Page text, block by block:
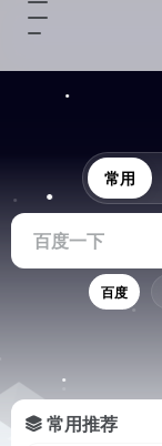
常用
百度
常用推荐